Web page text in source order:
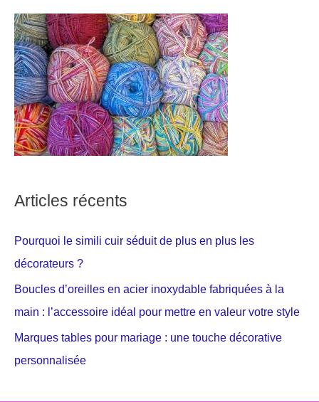
Articles récents
Pourquoi le simili cuir séduit de plus en plus les
décorateurs ?
Boucles d’oreilles en acier inoxydable fabriquées à la
main : l’accessoire idéal pour mettre en valeur votre style
Marques tables pour mariage : une touche décorative
personnalisée